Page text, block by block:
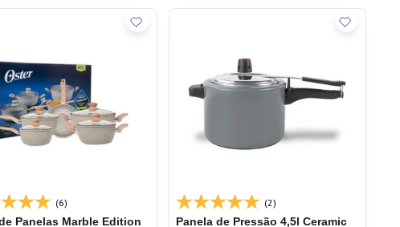
(6)
Panelas Marble Edition
(2)
Panela de Pressão 4,5l Ceramic